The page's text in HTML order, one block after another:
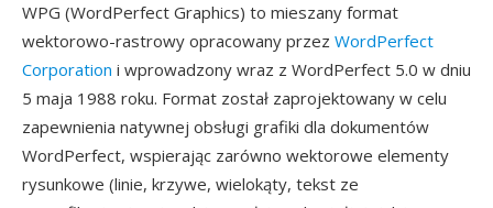
WPG (WordPerfect Graphics) to mieszany format
wektorowo-rastrowy opracowany przez WordPerfect
Corporation i wprowadzony wraz z WordPerfect 5.0 w dniu
5 maja 1988 roku. Format został zaprojektowany w celu
zapewnienia natywnej obsługi grafiki dla dokumentów
WordPerfect, wspierając zarówno wektorowe elementy
rysunkowe (linie, krzywe, wielokąty, tekst ze